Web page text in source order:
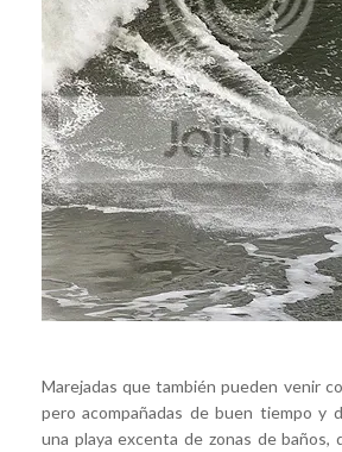
Marejadas que también pueden venir
pero acompañadas de buen tiempo y
una playa excenta de zonas de baños,